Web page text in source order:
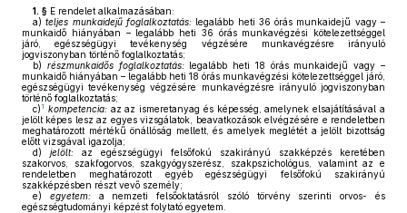
1. § E rendelet alkalmazásában:
a) teljes munkaidejű foglalkoztatás:legalább heti 36 órás munkaidejű vagy –
munkaidő hiányában – legalább heti 36 órás munkavégzési kötelezettséggel
járó, egészségügyi tevékenység végzésére munkavégzésre irányuló
jogviszonyban történő foglalkoztatás;
b) részmunkaidős foglalkoztatás:legalább heti 18 órás munkaidejű vagy –
munkaidő hiányában – legalább heti 18 órás munkavégzési kötelezettséggel járó,
egészségügyi tevékenység végzésére munkavégzésre irányuló jogviszonyban
történő foglalkoztatás;
c) 1 kompetencia:az az ismeretanyag és képesség, amelynek elsajátításával a
jelölt képes lesz az egyes vizsgálatok, beavatkozások elvégzésére e rendeletben
meghatározott mértékű önállóság mellett, és amelyek meglétét a jelölt bizottság
előtt vizsgával igazolja;
d)
jelölt: az egészségügyi felsőfokú szakirányú szakképzés keretében
szakorvos, szakfogorvos, szakgyógyszerész, szakpszichológus, valamint az e
rendeletben meghatározott egyéb egészségügyi felsőfokú szakirányú
szakképzésben részt vevő személy;
e)
egyetem:a nemzeti felsőoktatásról szóló törvény szerinti orvos- és
egészségtudományi képzést folytató egyetem.